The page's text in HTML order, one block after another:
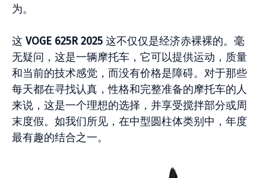
为。
这 VOGE 625R 2025 这不仅仅是经济赤裸裸的。毫
无疑问，这是一辆摩托车，它可以提供运动，质量
和当前的技术感觉，而没有价格是障碍。对于那些
每天都在寻找认真，性格和完整准备的摩托车的人
来说，这是一个理想的选择，并享受搅拌部分或周
末度假。如我们所见，在中型圆柱体类别中，年度
最有趣的结合之一。